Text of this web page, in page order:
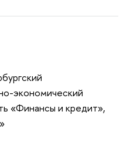
экономический
«Финансы и кредит»,